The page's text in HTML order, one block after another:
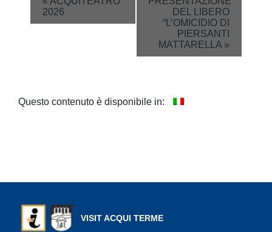
Navigation
2026
DEL LIBERO
“L’OMICIDIO DI
PIERSANTI
MATTARELLA »
Questo contenuto è disponibile in:
VISIT ACQUI TERME